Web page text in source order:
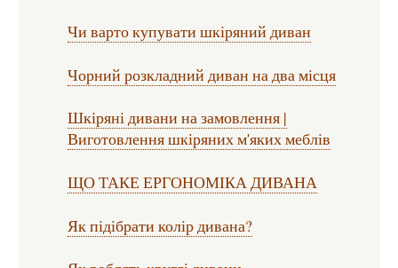
Чи варто купувати шкіряний диван
Чорний розкладний диван на два місця
Шкіряні дивани на замовлення |
Виготовлення шкіряних м'яких меблів
ЩО ТАКЕ ЕРГОНОМІКА ДИВАНА
Як підібрати колір дивана?